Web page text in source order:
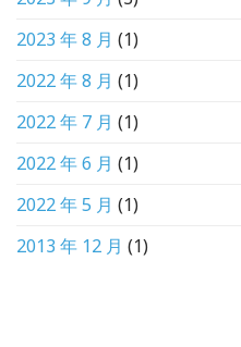
2023 年 8 月 (1)
2022 年 8 月 (1)
2022 年 7 月 (1)
2022 年 6 月 (1)
2022 年 5 月 (1)
2013 年 12 月 (1)